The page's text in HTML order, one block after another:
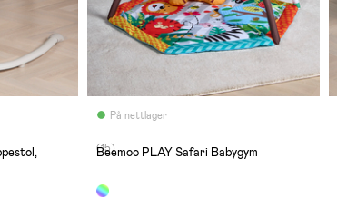
På nettlager
(15)
Beemoo PLAY Safari Babygym